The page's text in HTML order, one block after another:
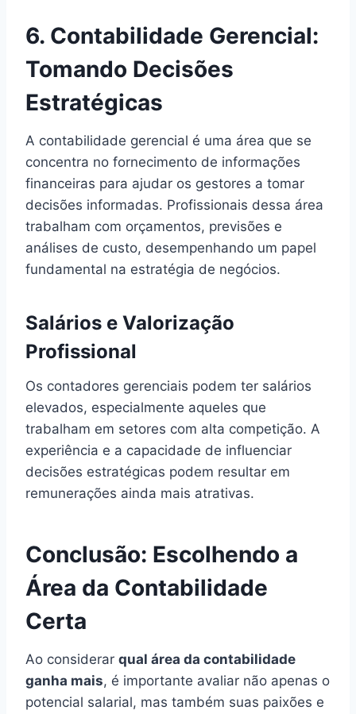
6. Contabilidade Gerencial:
Tomando Decisões
Estratégicas
A contabilidade gerencial é uma área que se
concentra no fornecimento de informações
financeiras para ajudar os gestores a tomar
decisões informadas. Profissionais dessa área
trabalham com orçamentos, previsões e
análises de custo, desempenhando um papel
fundamental na estratégia de negócios.
Salários e Valorização
Profissional
Os contadores gerenciais podem ter salários
elevados, especialmente aqueles que
trabalham em setores com alta competição. A
experiência e a capacidade de influenciar
decisões estratégicas podem resultar em
remunerações ainda mais atrativas.
Conclusão: Escolhendo a
Área da Contabilidade
Certa
Ao considerar qual área da contabilidade
ganha mais, é importante avaliar não apenas o
potencial salarial, mas também suas paixões e